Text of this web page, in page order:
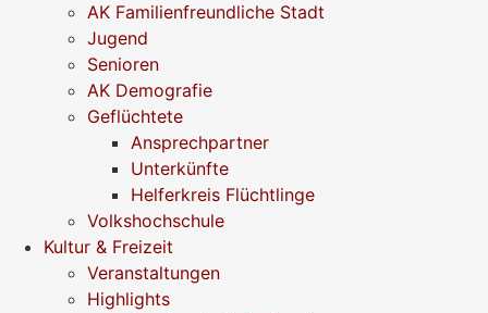
AK Familienfreundliche Stadt
Jugend
Senioren
AK Demografie
Geflüchtete
Ansprechpartner
Unterkünfte
Helferkreis Flüchtlinge
Volkshochschule
Kultur & Freizeit
Veranstaltungen
Highlights